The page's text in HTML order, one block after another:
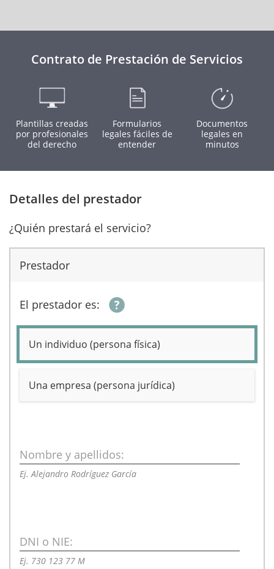
Contrato de Prestación de Servicios
Plantillas creadas
por profesionales
del derecho
Formularios
legales fáciles de
entender
Documentos
legales en
minutos
Detalles del prestador
¿Quién prestará el servicio?
Prestador
El prestador es:
Un individuo (persona física)
Una empresa (persona jurídica)
Nombre y apellidos:
Ej. Alejandro Rodríguez García
DNI o NIE:
Ej. 730 123 77 M